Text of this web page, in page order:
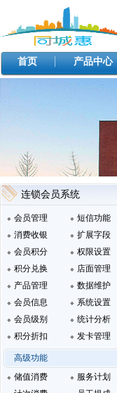
首页 产品中心
连锁会员系统
会员管理
消费收银
会员积分
积分兑换
产品管理
会员信息
会员级别
积分折扣
短信功能
扩展字段
权限设置
店面管理
数据维护
系统设置
统计分析
发卡管理
高级功能
储值消费
服务计划